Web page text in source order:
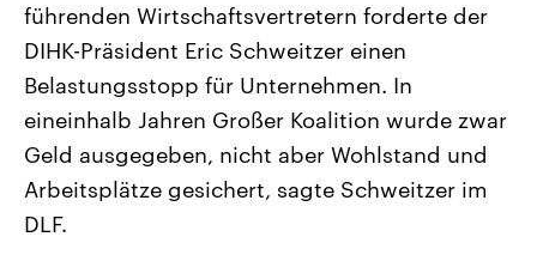
Landtagswahl Sachsen-Anhalt
2026
Alle Informationen
Sachsen-Anhalt wählt am 6.
September 2026 einen neuen
Landtag. Seit 2021 wird das
Bundesland von einer Koalition aus
CDU, SPD und FDP regiert.-
Umfragen, Prognosen,
und Hintergründe zu den Parteien
Aktuelle Beiträge,
Hintergründe
Wirtschaftlich und
gehören die Vereinigten
den mächtigsten Ländern
mit großem Einfluss auf
Sendungen
führenden Wirtschaftsvertretern forderte der
DIHK-Präsident Eric Schweitzer einen
Belastungsstopp für Unternehmen. In
eineinhalb Jahren Großer Koalition wurde zwar
Geld ausgegeben, nicht aber Wohlstand und
Arbeitsplätze gesichert, sagte Schweitzer im
DLF.